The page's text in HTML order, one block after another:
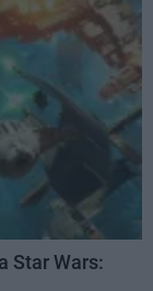
Star Wars: